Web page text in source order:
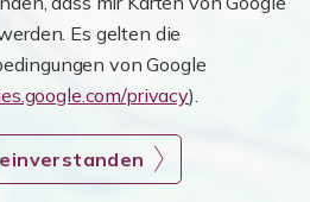
Es gelten die
von Google
privacy).